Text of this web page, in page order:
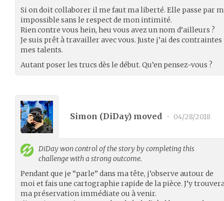
Si on doit collaborer il me faut ma liberté. Elle passe par
impossible sans le respect de mon intimité.
Rien contre vous hein, heu vous avez un nom d’ailleurs ?
Je suis prêt à travailler avec vous. Juste j’ai des
mes talents.
Autant poser les trucs dès le début. Qu’en pensez-vous ?
Simon (DiDay) moved • 04/28/2018
DiDaywon control of the story by completing this
challenge with a strong outcome.
Pendant que je “parle” dans ma tête, j’observe autour de
moi et fais une cartographie rapide de la pièce. J’y
ma préservation immédiate ou à venir.